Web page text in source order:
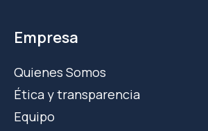
Empresa
Quienes Somos
Ética y transparencia
Equipo